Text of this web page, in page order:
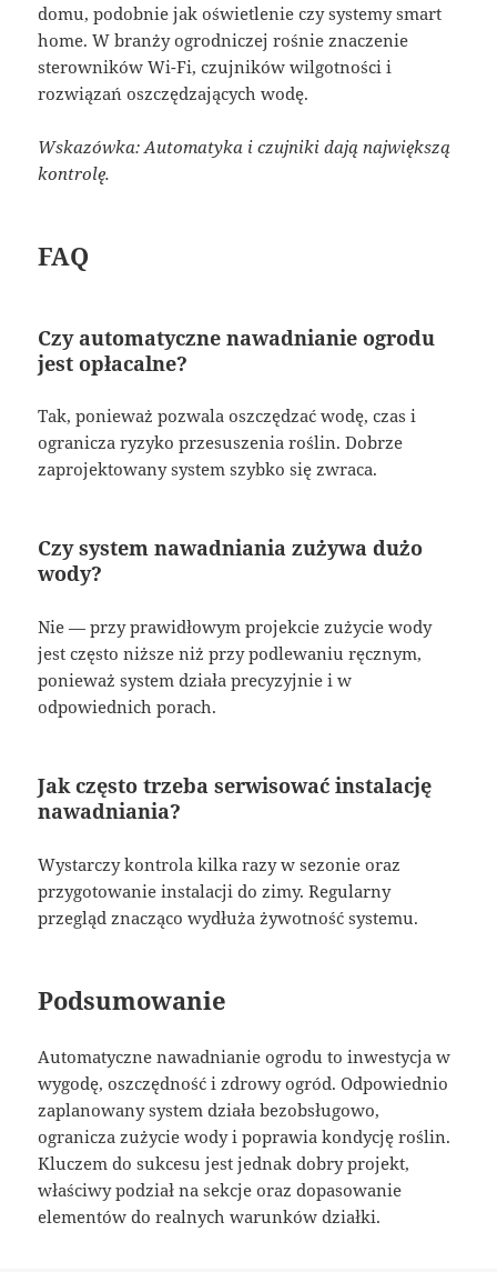
domu, podobnie jak oświetlenie czy systemy smart
home. W branży ogrodniczej rośnie znaczenie
sterowników Wi-Fi, czujników wilgotności i
rozwiązań oszczędzających wodę.
Wskazówka: Automatyka i czujniki dają największą
kontrolę.
FAQ
Czy automatyczne nawadnianie ogrodu
jest opłacalne?
Tak, ponieważ pozwala oszczędzać wodę, czas i
ogranicza ryzyko przesuszenia roślin. Dobrze
zaprojektowany system szybko się zwraca.
Czy system nawadniania zużywa dużo
wody?
Nie — przy prawidłowym projekcie zużycie wody
jest często niższe niż przy podlewaniu ręcznym,
ponieważ system działa precyzyjnie i w
odpowiednich porach.
Jak często trzeba serwisować instalację
nawadniania?
Wystarczy kontrola kilka razy w sezonie oraz
przygotowanie instalacji do zimy. Regularny
przegląd znacząco wydłuża żywotność systemu.
Podsumowanie
Automatyczne nawadnianie ogrodu to inwestycja w
wygodę, oszczędność i zdrowy ogród. Odpowiednio
zaplanowany system działa bezobsługowo,
ogranicza zużycie wody i poprawia kondycję roślin.
Kluczem do sukcesu jest jednak dobry projekt,
właściwy podział na sekcje oraz dopasowanie
elementów do realnych warunków działki.